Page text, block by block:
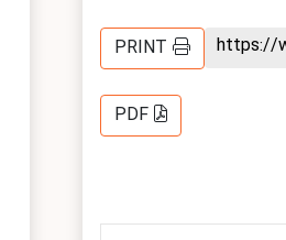
PRINT
PDF